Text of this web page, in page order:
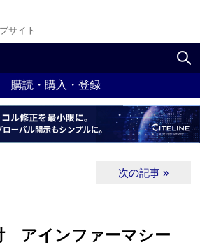
サイト
購読・購入・登録
次の記事 »
アインファーマシー